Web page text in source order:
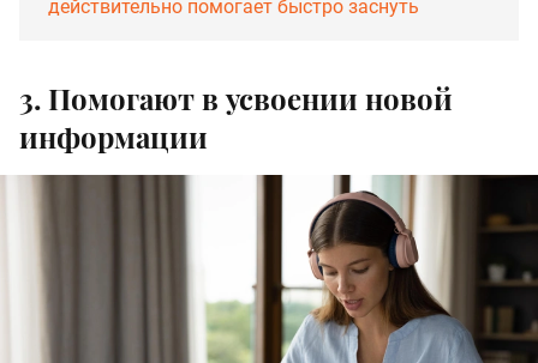
действительно помогает быстро заснуть
3. Помогают в усвоении новой
информации